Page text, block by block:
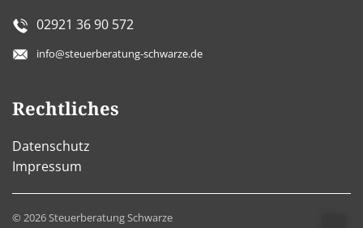
02921 36 90 572
info@steuerberatung-schwarze.de
Rechtliches
Datenschutz
Impressum
© 2026Steuerberatung Schwarze